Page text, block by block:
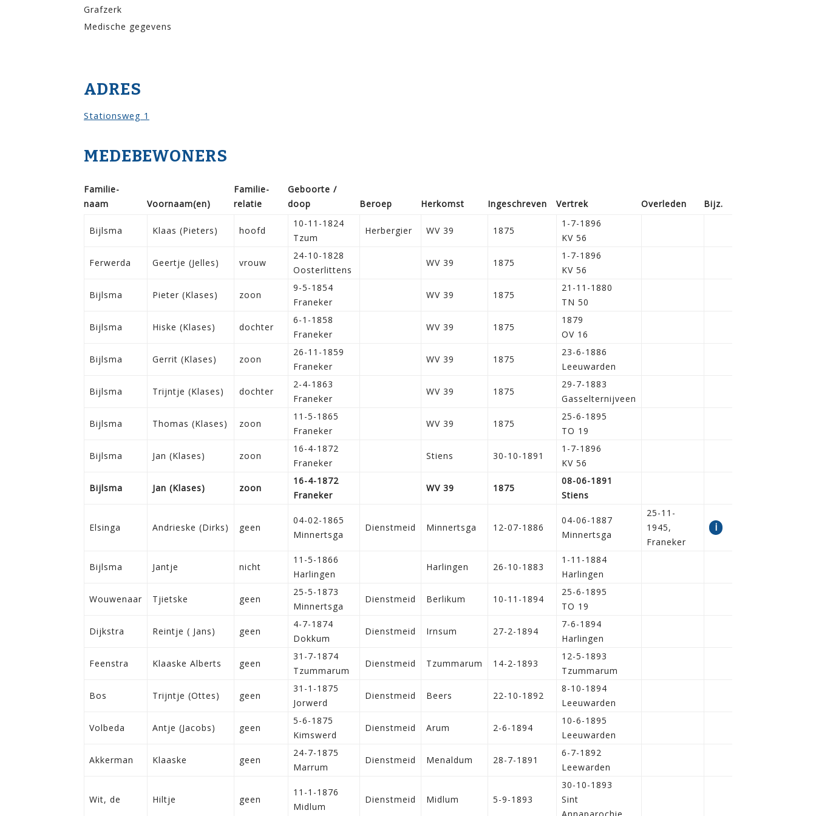
Grafzerk
Medische gegevens
ADRES
Stationsweg 1
MEDEBEWONERS
Familie­
naam
Voor­naam(en)
Familie­
relatie
Geboorte /
doop
Beroep Herkomst Ingeschreven Vertrek Overleden Bijz.
Bijlsma Klaas (Pieters) hoofd
10-11-1824
Tzum
Herbergier WV 39 1875
1-7-1896
KV 56
Ferwerda Geertje (Jelles) vrouw
24-10-1828
Oosterlittens
WV 39 1875
1-7-1896
KV 56
Bijlsma Pieter (Klases) zoon
9-5-1854
Franeker
WV 39 1875
21-11-1880
TN 50
Bijlsma Hiske (Klases) dochter
6-1-1858
Franeker
WV 39 1875
1879
OV 16
Bijlsma Gerrit (Klases) zoon
26-11-1859
Franeker
WV 39 1875
23-6-1886
Leeuwarden
Bijlsma Trijntje (Klases) dochter
2-4-1863
Franeker
WV 39 1875
29-7-1883
Gasselternijveen
Bijlsma Thomas (Klases) zoon
11-5-1865
Franeker
WV 39 1875
25-6-1895
TO 19
Bijlsma Jan (Klases) zoon
16-4-1872
Franeker
Stiens 30-10-1891
1-7-1896
KV 56
Bijlsma Jan (Klases) zoon
16-4-1872
Franeker
WV 39 1875
08-06-1891
Stiens
Elsinga Andrieske (Dirks) geen
04-02-1865
Minnertsga
Dienstmeid Minnertsga 12-07-1886
04-06-1887
Minnertsga
25-11-
1945,
Franeker
i
Bijlsma Jantje nicht
11-5-1866
Harlingen
Harlingen 26-10-1883
1-11-1884
Harlingen
Wouwenaar Tjietske geen
25-5-1873
Minnertsga
Dienstmeid Berlikum 10-11-1894
25-6-1895
TO 19
Dijkstra Reintje ( Jans) geen
4-7-1874
Dokkum
Dienstmeid Irnsum 27-2-1894
7-6-1894
Harlingen
Feenstra Klaaske Alberts geen
31-7-1874
Tzummarum
Dienstmeid Tzummarum 14-2-1893
12-5-1893
Tzummarum
Bos Trijntje (Ottes) geen
31-1-1875
Jorwerd
Dienstmeid Beers 22-10-1892
8-10-1894
Leeuwarden
Volbeda Antje (Jacobs) geen
5-6-1875
Kimswerd
Dienstmeid Arum 2-6-1894
10-6-1895
Leeuwarden
Akkerman Klaaske geen
24-7-1875
Marrum
Dienstmeid Menaldum 28-7-1891
6-7-1892
Leewarden
Wit, de Hiltje geen
11-1-1876
Midlum
Dienstmeid Midlum 5-9-1893
30-10-1893
Sint
Annaparochie